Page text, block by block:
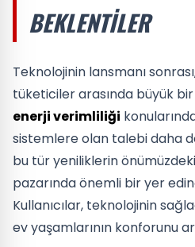
BEKLENTILER
Teknolojinin lansmanı
tüketiciler arasında büyük bir
enerji verimliliği
sistemlere olan talebi daha
bu tür yeniliklerin önümüzdeki
pazarında önemli bir yer
Kullanıcılar, teknolojinin
ev yaşamlarının konforunu